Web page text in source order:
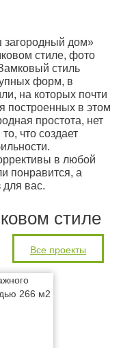
дом»
стиле, фото
стиль
форм, в
на которых почти
построенных в этом
простота, нет
что создает
в любой
понравится, а
для вас.
стиле
Все проекты